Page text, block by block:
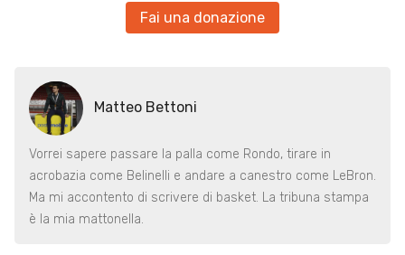
Fai una donazione
Matteo Bettoni
Vorrei sapere passare la palla come Rondo, tirare in
acrobazia come Belinelli e andare a canestro come LeBron.
Ma mi accontento di scrivere di basket. La tribuna stampa
è la mia mattonella.